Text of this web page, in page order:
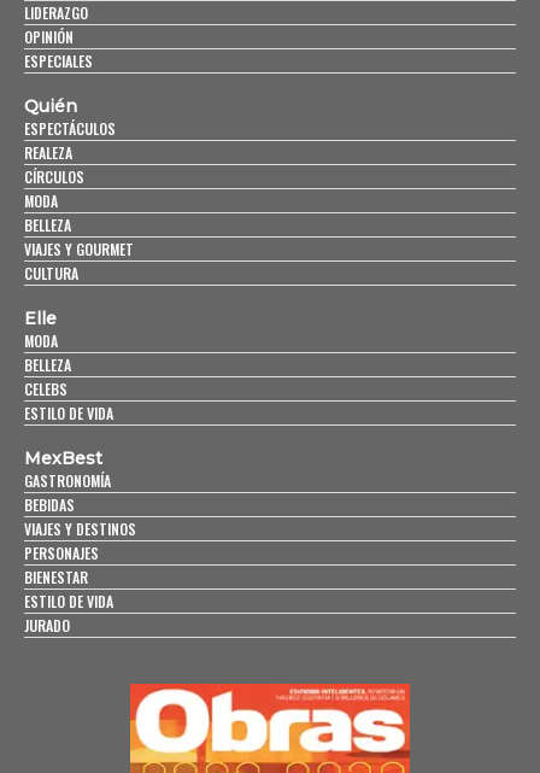
LIDERAZGO
OPINIÓN
ESPECIALES
Quién
ESPECTÁCULOS
REALEZA
CÍRCULOS
MODA
BELLEZA
VIAJES Y GOURMET
CULTURA
Elle
MODA
BELLEZA
CELEBS
ESTILO DE VIDA
MexBest
GASTRONOMÍA
BEBIDAS
VIAJES Y DESTINOS
PERSONAJES
BIENESTAR
ESTILO DE VIDA
JURADO